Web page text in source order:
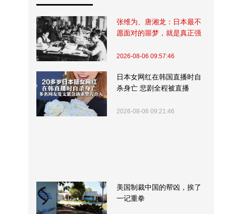
张维为、唐湘龙：日本最不
愿面对的噩梦，就是真正强
2026-08-06 09:57:46
日本女网红在韩国直播时自
杀身亡 悲剧全程被直播
2026-08-06 09:21:46
美国制裁中国的帮凶，挨了
一记重拳